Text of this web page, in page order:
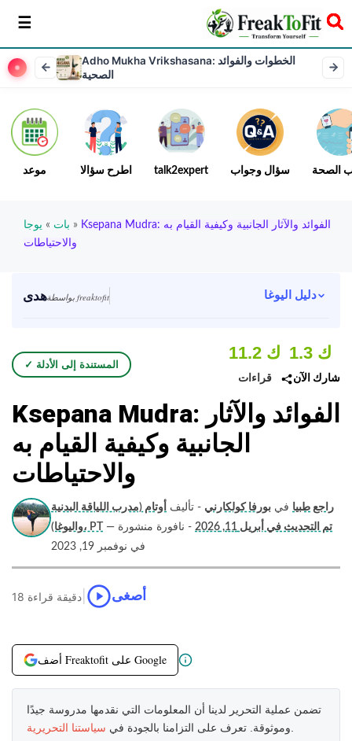
سخر
Adho Mukha Vrikshasana: الخطوات والفوائد
الصحية
موعد اطرح سؤالا talk2expert سؤال وجواب الصحة
بات » يوجا » Ksepana Mudra: الفوائد والآثار الجانبية وكيفية القيام به
والاحتياطات
هدى بواسطة freaktofit دليل اليوغا
✓ المستندة إلى الأدلة
11.2 ك
قراءات
1.3 ك
شارك الآن
Ksepana Mudra: الفوائد والآثار
الجانبية وكيفية القيام به
والاحتياطات
راجع طبيا في بورفا كولكارني - تأليف
أوتام (مدرب اللياقة البدنية
واليوغا)، PT
— تم التحديث في أبريل 11, 2026
- نافورة منشورة
في نوفمبر 19, 2023
18 دقيقة قراءة أصغى
أضف Freaktofit على Google
تضمن عملية التحرير لدينا أن المعلومات التي نقدمها مدروسة جيدًا
وموثوقة. تعرف على التزامنا بالجودة في سياستنا التحريرية